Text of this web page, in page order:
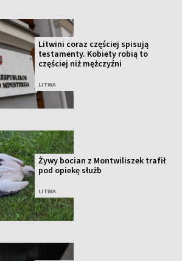
Litwini coraz częściej spisują
testamenty. Kobiety robią to
częściej niż mężczyźni
LITWA
Żywy bocian z Montwiliszek trafił
pod opiekę służb
LITWA